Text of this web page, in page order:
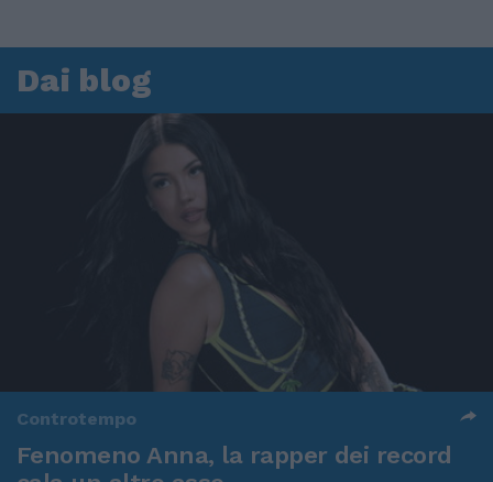
Dai blog
Controtempo
Fenomeno Anna, la rapper dei record